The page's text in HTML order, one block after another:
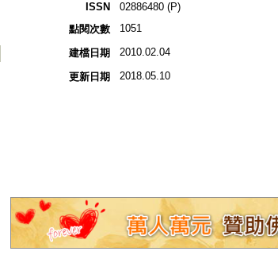
ISSN
02886480 (P)
點閱次數
1051
建檔日期 2010.02.04
更新日期 2018.05.10